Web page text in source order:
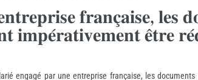
𝐟𝐫𝐚𝐧𝐜̧𝐚𝐢𝐬𝐞, 𝐥𝐞𝐬
𝐢𝐦𝐩𝐞́𝐫𝐚𝐭𝐢𝐯𝐞𝐦𝐞𝐧𝐭 𝐞̂𝐭𝐫𝐞
engagé par une entreprise française, les